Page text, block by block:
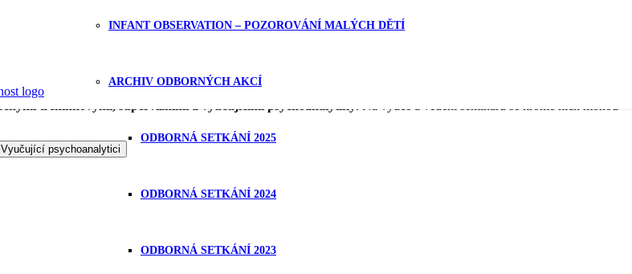
INFANT OBSERVATION – POZOROVÁNÍ MALÝCH DĚTÍ
ARCHIV ODBORNÝCH AKCÍ
ODBORNÁ SETKÁNÍ 2025
ODBORNÁ SETKÁNÍ 2024
ODBORNÁ SETKÁNÍ 2023
Vyučující psychoanalytici